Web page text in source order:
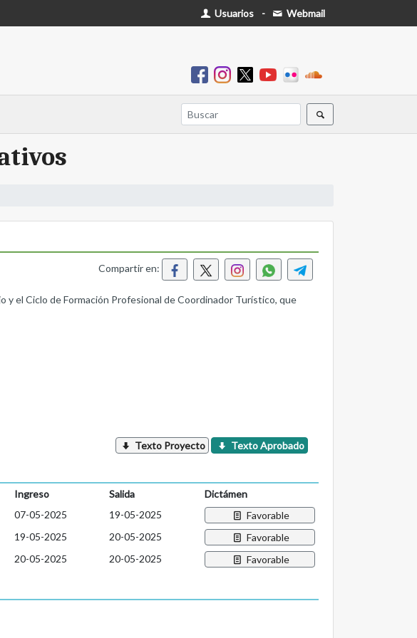
Usuarios - Webmail
Compartir en:
el Ciclo de Formación Profesional de Coordinador Turístico, que
Texto Proyecto Texto Aprobado
Ingreso Salida
Dictámen
07-05-2025 19-05-2025
Favorable
19-05-2025 20-05-2025
Favorable
20-05-2025 20-05-2025 Favorable